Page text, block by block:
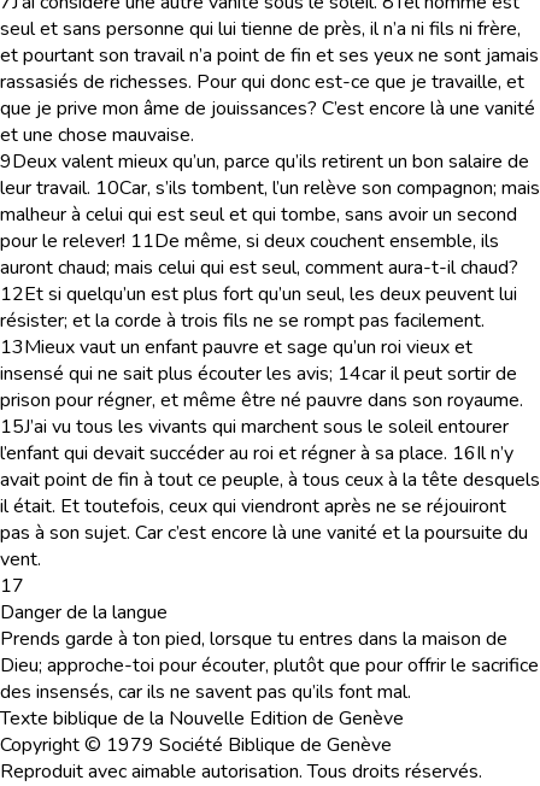
seul et sans personne qui lui tienne de près, il n’a ni fils ni frère,
et pourtant son travail n’a point de fin et ses yeux ne sont jamais
rassasiés de richesses. Pour qui donc est-ce que je travaille, et
que je prive mon âme de jouissances? C’est encore là une vanité
et une chose mauvaise.
9Deux valent mieux qu’un, parce qu’ils retirent un bon salaire de
leur travail. 10Car, s’ils tombent, l’un relève son compagnon; mais
malheur à celui qui est seul et qui tombe, sans avoir un second
pour le relever! 11De même, si deux couchent ensemble, ils
auront chaud; mais celui qui est seul, comment aura-t-il chaud?
12Et si quelqu’un est plus fort qu’un seul, les deux peuvent lui
résister; et la corde à trois fils ne se rompt pas facilement.
13Mieux vaut un enfant pauvre et sage qu’un roi vieux et
insensé qui ne sait plus écouter les avis; 14car il peut sortir de
prison pour régner, et même être né pauvre dans son royaume.
15J’ai vu tous les vivants qui marchent sous le soleil entourer
l’enfant qui devait succéder au roi et régner à sa place. 16Il n’y
avait point de fin à tout ce peuple, à tous ceux à la tête desquels
il était. Et toutefois, ceux qui viendront après ne se réjouiront
pas à son sujet. Car c’est encore là une vanité et la poursuite du
vent.
17
Danger de la langue
Prends garde à ton pied, lorsque tu entres dans la maison de
Dieu; approche-toi pour écouter, plutôt que pour offrir le sacrifice
des insensés, car ils ne savent pas qu’ils font mal.
Texte biblique de la Nouvelle Edition de Genève
Copyright © 1979 Société Biblique de Genève
Reproduit avec aimable autorisation. Tous droits réservés.